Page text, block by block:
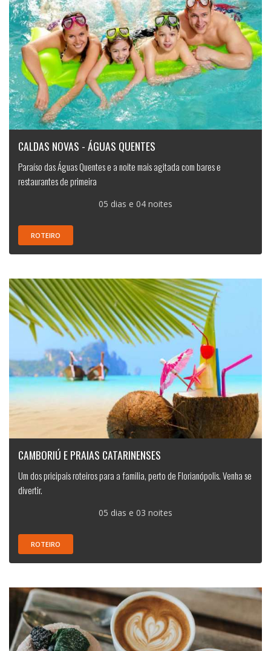
CALDAS NOVAS - ÁGUAS QUENTES
Paraíso das Águas Quentes e a noite mais agitada com bares e
restaurantes de primeira
05 dias e 04 noites
ROTEIRO
CAMBORIÚ E PRAIAS CATARINENSES
Um dos pricipais roteiros para a familia, perto de Florianópolis. Venha se
divertir.
05 dias e 03 noites
ROTEIRO